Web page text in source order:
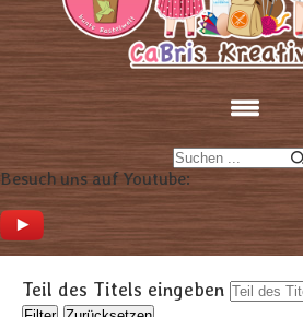
Besuch uns auf Youtube:
Teil des Titels eingeben